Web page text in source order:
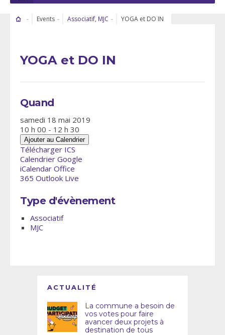
Events Associatif, MJC YOGA et DO IN
YOGA et DO IN
Quand
samedi 18 mai 2019
10 h 00 - 12 h 30
Ajouter au Calendrier
Télécharger ICS
Calendrier Google
iCalendar Office
365 Outlook Live
Type d'évènement
Associatif
MJC
ACTUALITÉ
La commune a besoin de
vos votes pour faire
avancer deux projets à
destination de tous